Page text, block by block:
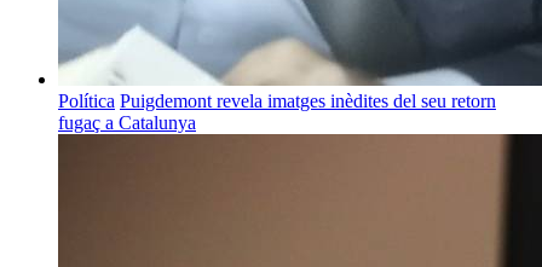
Política Puigdemont revela imatges inèdites del seu retorn
fugaç a Catalunya